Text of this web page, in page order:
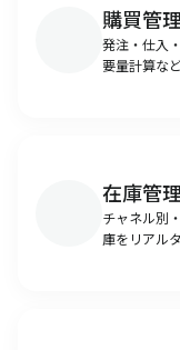
購買管
発注・仕入
要量計算な
在庫管
チャネル別
庫をリアル